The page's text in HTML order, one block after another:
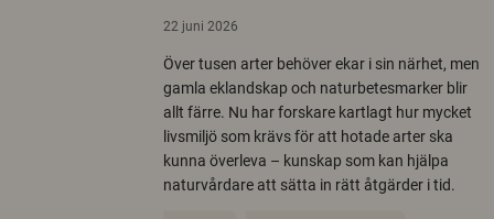
22 juni 2026
Över tusen arter behöver ekar i sin närhet, men
gamla eklandskap och naturbetesmarker blir
allt färre. Nu har forskare kartlagt hur mycket
livsmiljö som krävs för att hotade arter ska
kunna överleva – kunskap som kan hjälpa
naturvårdare att sätta in rätt åtgärder i tid.